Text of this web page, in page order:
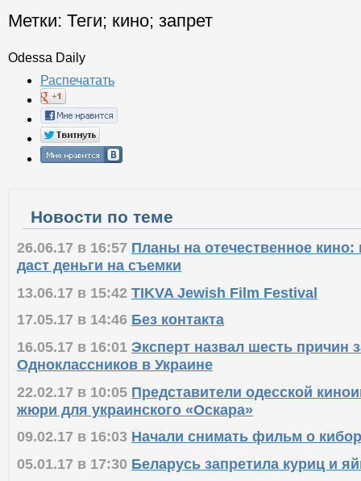
Метки: Теги; кино; запрет
Odessa Daily
Распечатать
Новости по теме
26.06.17 в 16:57 Планы на отечественное кино:
даст деньги на съемки
13.06.17 в 15:42 TIKVA Jewish Film Festival
17.05.17 в 14:46 Без контакта
16.05.17 в 16:01 Эксперт назвал шесть причин
Одноклассников в Украине
22.02.17 в 10:05 Представители одесской
жюри для украинского «Оскара»
09.02.17 в 16:03 Начали снимать фильм о
05.01.17 в 17:30 Беларусь запретила куриц и